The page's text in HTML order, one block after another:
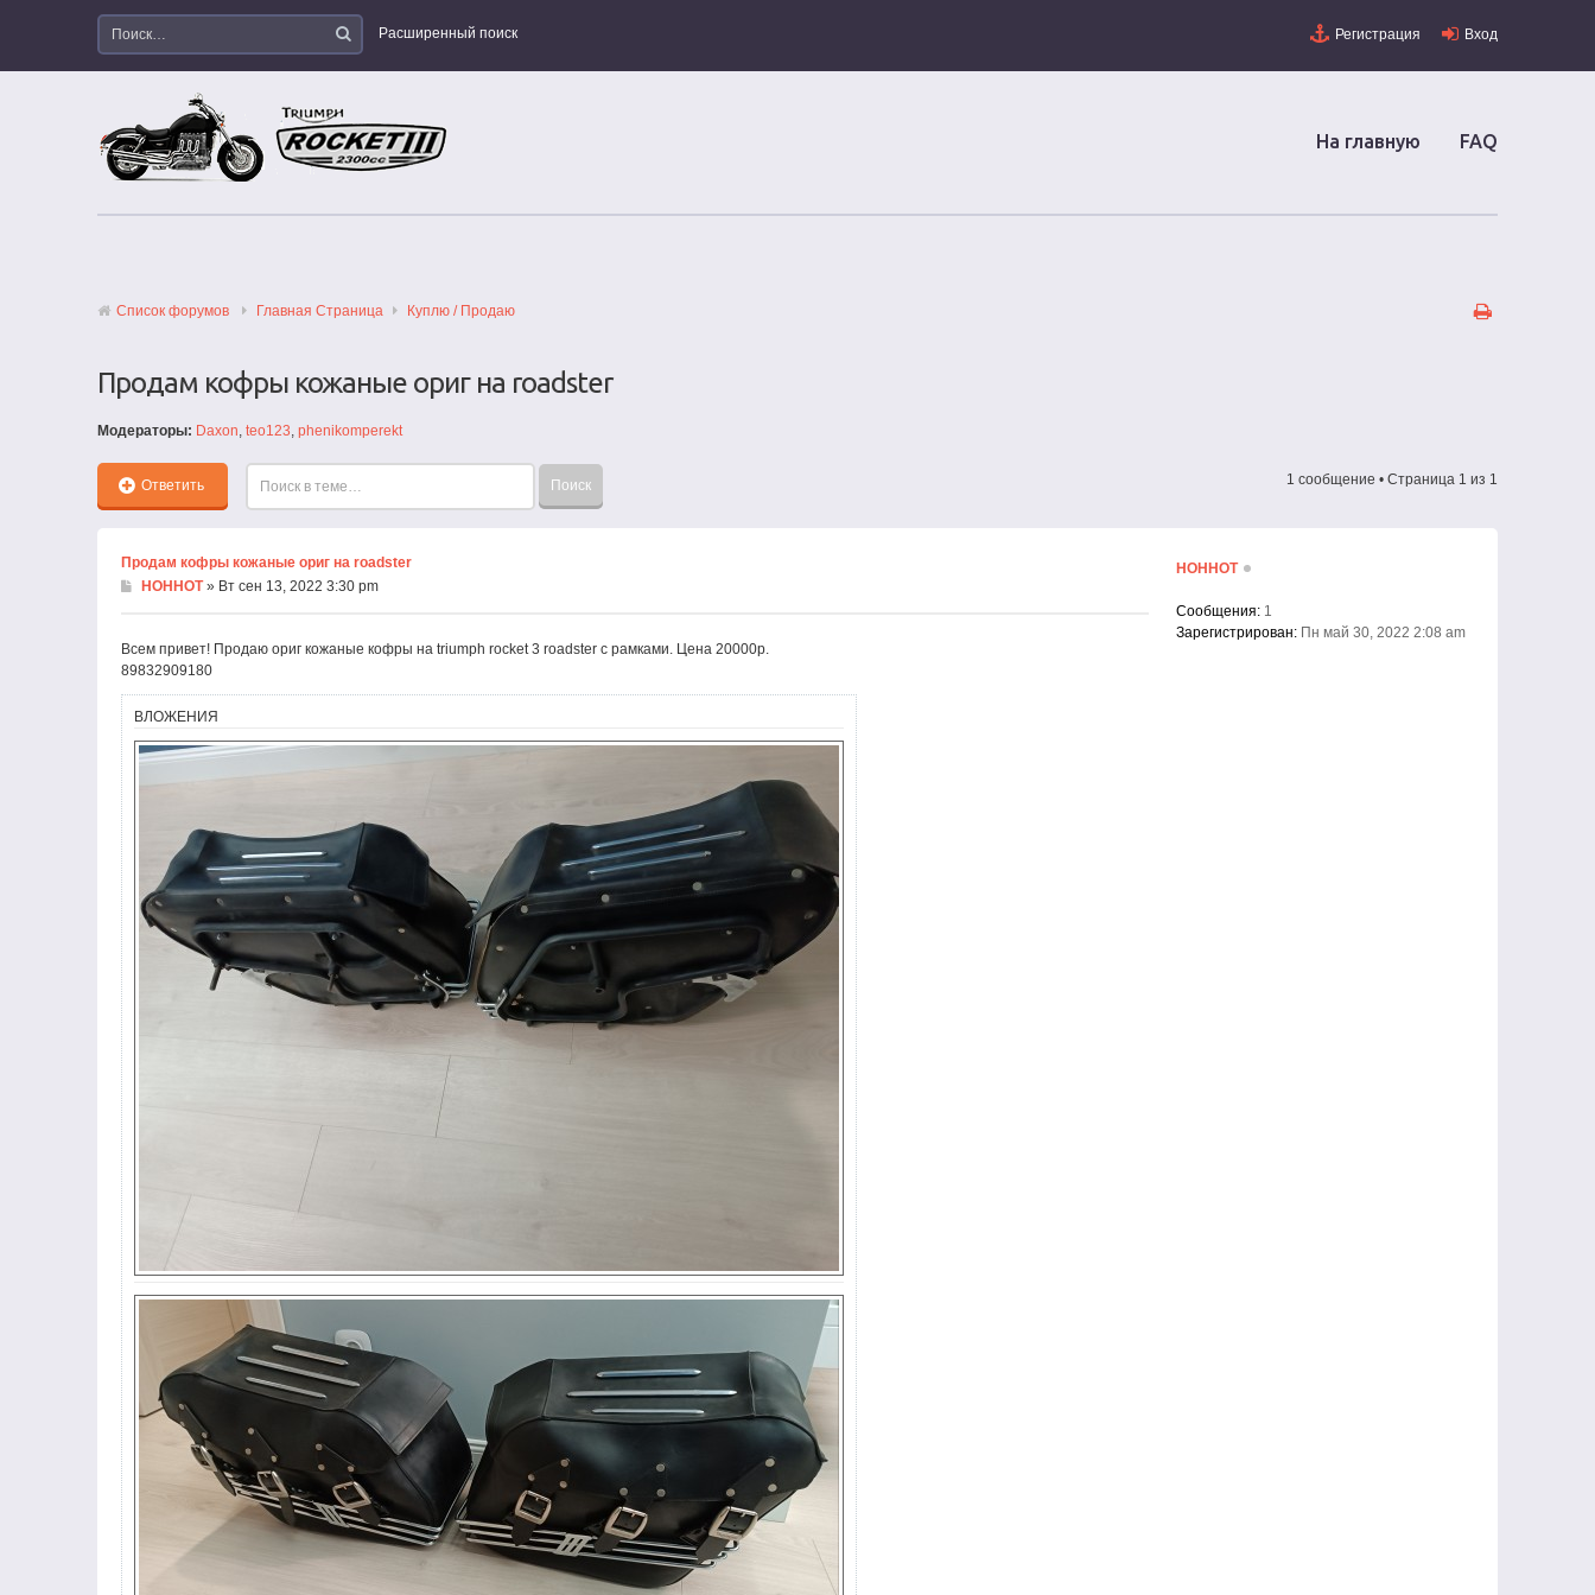
Регистрация Вход
Расширенный поиск
На главную FAQ
Список форумов Главная Страница Куплю / Продаю
Продам кофры кожаные ориг на roadster
Модераторы: Daxon, teo123, phenikomperekt
Ответить 1 сообщение • Страница 1 из 1
Продам кофры кожаные ориг на roadster
HOHHOT» Вт сен 13, 2022 3:30 pm
Всем привет! Продаю ориг кожаные кофры на triumph rocket 3 roadster с рамками. Цена 20000р.
89832909180
ВЛОЖЕНИЯ
HOHHOT
Сообщения: 1
Зарегистрирован: Пн май 30, 2022 2:08 am